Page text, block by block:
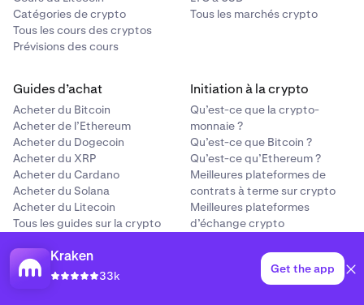
Kraken
33k Get the app
Catégories de crypto
Tous les cours des cryptos
Prévisions des cours
Tous les marchés crypto
Guides d’achat
Acheter du Bitcoin
Acheter de l’Ethereum
Acheter du Dogecoin
Acheter du XRP
Acheter du Cardano
Acheter du Solana
Acheter du Litecoin
Tous les guides sur la crypto
Initiation à la crypto
Qu’est-ce que la crypto-
monnaie ?
Qu’est-ce que Bitcoin ?
Qu’est-ce qu’Ethereum ?
Meilleures plateformes de
contrats à terme sur crypto
Meilleures plateformes
d’échange crypto
Comparatif entre Kraken et